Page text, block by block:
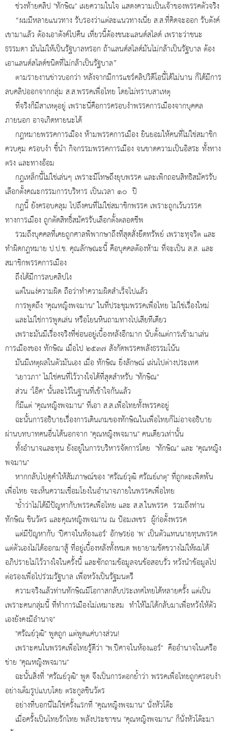
ช่วงท้ายคลิป "ทักษิณ" เผยความในใจ แสดงความเป็นเจ้าของพรรคตัวจริง
“ผมมีหลายแนวทาง รับรองว่าแต่ละแนวทางเนี่ย ส.ส.ที่คิดจะออก รับตังค์
เขามาแล้ว ต้องเอาตังค์ไปคืน เที่ยวนี้ต้องชนะแลนด์สไลด์ เพราะว่าชนะ
ธรรมดา มันไม่ให้เป็นรัฐบาลหรอก ถ้าแลนด์สไลด์มันไม่กล้าเป็นรัฐบาล ต้อง
เอาแลนด์สไลด์ชนิดที่ไม่กล้าเป็นรัฐบาล”
ตามรายงานข่าวบอกว่า หลังจากมีการแชร์คลิปวิดีโอนี้ได้ไม่นาน ก็ได้มีการ
ลบคลิปออกจากกลุ่ม ส.ส.พรรคเพื่อไทย โดยไม่ทราบสาเหตุ
ที่จริงก็มีสาเหตุอยู่ เพราะนี่คือการครอบงำพรรคการเมืองจากบุคคล
ภายนอก อาจเกิดหายนะได้
กฎหมายพรรคการเมือง ห้ามพรรคการเมือง ยินยอมให้คนที่ไม่ใช่สมาชิก
ควบคุม ครอบงำ ชี้นำ กิจกรรมพรรคการเมือง จนขาดความเป็นอิสระ ทั้งทาง
ตรง และทางอ้อม
กฎเหล็กนี้ไม่ใช่เล่นๆ เพราะมีโทษถึงยุบพรรค และเพิกถอนสิทธิสมัครรับ
เลือกตั้งคณะกรรมการบริหาร เป็นเวลา ๑๐ ปี
กฎนี้ ยังครอบคลุม ไปถึงคนที่ไม่ใช่สมาชิกพรรค เพราะถูกเว้นวรรค
ทางการเมือง ถูกตัดสิทธิ์สมัครรับเลือกตั้งตลอดชีพ
รวมถึงบุคคลที่เคยถูกศาลพิพากษาถึงที่สุดสั่งยึดทรัพย์ เพราะทุจริต และ
ทำผิดกฎหมาย ป.ป.ช. คุณลักษณะนี้ คือบุคคลต้องห้าม ที่จะเป็น ส.ส. และ
สมาชิกพรรคการเมือง
ถึงได้มีการลบคลิปไง
แต่ในแง่ความผิด ถือว่าทำความผิดสำเร็จไปแล้ว
การพูดถึง "คุณหญิงพจมาน" ในที่ประชุมพรรคเพื่อไทย ไม่ใช่เรื่องใหม่
และไม่ใช่การพูดเล่น หรือโยนหินถามทางไปเสียทีเดียว
เพราะมันมีเรื่องจริงที่ซ่อนอยู่เบื้องหลังอีกมาก นับตั้งแต่การเข้ามาเล่น
การเมืองของ ทักษิณ เมื่อไป ๒๕๓๗ สังกัดพรรคพลังธรรมโน้น
มันมีเหตุผลในตัวมันเอง เมื่อ ทักษิณ ยิ่งลักษณ์ เผ่นไปต่างประเทศ
"เยาวภา" ไม่ใช่คนที่ไว้วางใจได้ที่สุดสำหรับ "ทักษิณ"
ส่วน "โอ๊ค" นั้นละไว้ในฐานที่เข้าใจกันแล้ว
ก็มีแต่ "คุณหญิงพจมาน" ที่เอา ส.ส.เพื่อไทยทั้งพรรคอยู่
ฉะนั้นการอธิบายเรื่องการเดินเกมของทักษิณในเพื่อไทยก็ไม่อาจอธิบาย
ผ่านบทบาทคนอื่นได้นอกจาก "คุณหญิงพจมาน" คนเดียวเท่านั้น
ทั้งอำนาจและทุน ยังอยู่ในการบริหารจัดการโดย "ทักษิณ" และ "คุณหญิง
พจมาน"
หากกลับไปดูคำให้สัมภาษณ์ของ "ศรัณย์วุฒิ ศรัณย์เกตุ" ที่ถูกตะเพิดพ้น
เพื่อไทย จะเห็นความเชื่อมโยงในอำนาจภายในพรรคเพื่อไทย
"ย้ำว่าไม่ได้มีปัญหากับพรรคเพื่อไทย และ ส.ส.ในพรรค รวมถึงท่าน
ทักษิณ ชินวัตร และคุณหญิงพจมาน ณ ป้อมเพชร ผู้ก่อตั้งพรรค
แต่มีปัญหากับ 'ปีศาจในห้องแอร์' อักษรย่อ 'พ' เป็นตัวแทนนายทุนพรรค
แต่ตัวเองไม่ได้ออกมาสู้ ที่อยู่เบื้องหลังทั้งหมด พยายามขัดขวางไม่ให้ผมได้
อภิปรายไม่ไว้วางใจในครั้งนี้ และซักถามข้อมูลจนข้อสอบรั่ว หวังนำข้อมูลไป
ต่อรองเพื่อไปร่วมรัฐบาล เพื่อหวังเป็นรัฐมนตรี
ความจริงแล้วท่านทักษิณมีโอกาสกลับประเทศไทยได้หลายครั้ง แต่เป็น
เพราะคนกลุ่มนี้ ที่ทำการเมืองไม่เหมาะสม ทำให้ไม่ได้กลับมาเพื่อหวังให้ตัว
เองยังคงมีอำนาจ"
"ศรัณย์วุฒิ" พูดถูก แต่พูดแค่บางส่วน!
เพราะคนในพรรคเพื่อไทยรู้ดีว่า "พ.ปีศาจในห้องแอร์" คืออำนาจในเครือ
ข่าย "คุณหญิงพจมาน"
ฉะนั้นสิ่งที่ "ศรัณย์วุฒิ" พูด จึงเป็นการตอกย้ำว่า พรรคเพื่อไทยถูกครอบงำ
อย่างเต็มรูปแบบโดย ตระกูลชินวัตร
อย่างที่บอกนี่ไม่ใช่ครั้งแรกที่ "คุณหญิงพจมาน" นั่งหัวโต๊ะ
เมื่อครั้งเป็นไทยรักไทย พลังประชาชน "คุณหญิงพจมาน" ก็นั่งหัวโต๊ะมา